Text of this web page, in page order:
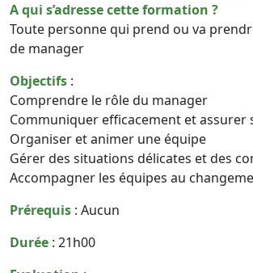
A qui s’adresse cette formation ?
Toute personne qui prend ou va
de manager
Objectifs :
Comprendre le rôle du manager
Communiquer efficacement et assurer
Organiser et animer une équipe
Gérer des situations délicates et des
Accompagner les équipes au
Prérequis : Aucun
Durée : 21h00